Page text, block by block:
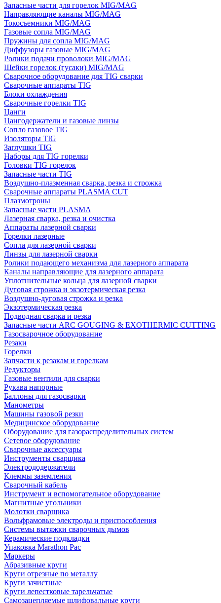
Запасные части для горелок MIG/MAG
Направляющие каналы MIG/MAG
Токосъемники MIG/MAG
Газовые сопла MIG/MAG
Пружины для сопла MIG/MAG
Диффузоры газовые MIG/MAG
Ролики подачи проволоки MIG/MAG
Шейки горелок (гусаки) MIG/MAG
Сварочное оборудование для TIG сварки
Сварочные аппараты TIG
Блоки охлаждения
Сварочные горелки TIG
Цанги
Цангодержатели и газовые линзы
Сопло газовое TIG
Изоляторы TIG
Заглушки TIG
Наборы для TIG горелки
Головки TIG горелок
Запасные части TIG
Воздушно-плазменная сварка, резка и строжка
Сварочные аппараты PLASMA CUT
Плазмотроны
Запасные части PLASMA
Лазерная сварка, резка и очистка
Аппараты лазерной сварки
Горелки лазерные
Сопла для лазерной сварки
Линзы для лазерной сварки
Ролики подающего механизма для лазерного аппарата
Каналы направляющие для лазерного аппарата
Уплотнительные кольца для лазерной сварки
Дуговая строжка и экзотермическая резка
Воздушно-дуговая строжка и резка
Экзотермическая резка
Подводная сварка и резка
Запасные части ARC GOUGING & EXOTHERMIC CUTTING
Газосварочное оборудование
Резаки
Горелки
Запчасти к резакам и горелкам
Редукторы
Газовые вентили для сварки
Рукава напорные
Баллоны для газосварки
Манометры
Машины газовой резки
Медицинское оборудование
Оборудование для газораспределительных систем
Сетевое оборудование
Сварочные аксессуары
Инструменты сварщика
Электрододержатели
Клеммы заземления
Сварочный кабель
Инструмент и вспомогательное оборудование
Магнитные угольники
Молотки сварщика
Вольфрамовые электроды и приспособления
Системы вытяжки сварочных дымов
Керамические подкладки
Упаковка Marathon Pac
Маркеры
Абразивные круги
Круги отрезные по металлу
Круги зачистные
Круги лепестковые тарельчатые
Самозацепляемые шлифовальные круги